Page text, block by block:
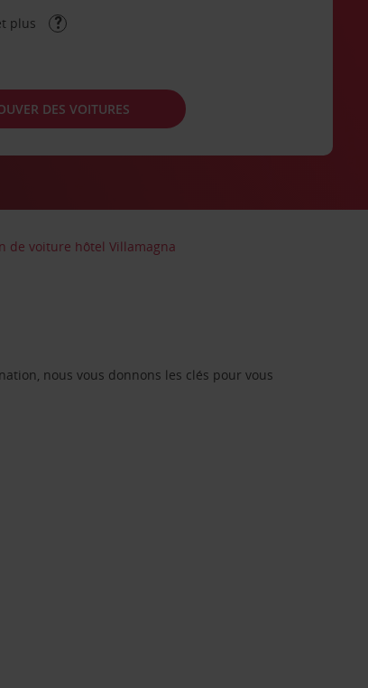
plus
DES VOITURES
de voiture hôtel Villamagna
nous vous donnons les clés pour vous